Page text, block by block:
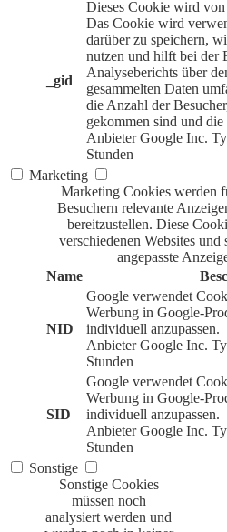
_gid
Dieses Cookie wird
Das Cookie wird
darüber zu speichern,
nutzen und hilft bei der
Analyseberichts über
gesammelten Daten
die Anzahl der
gekommen sind und die
Anbieter Google Inc.
Stunden
Marketing
Marketing Cookies werden
Besuchern relevante
bereitzustellen. Diese
verschiedenen Websites
angepasste
Name
NID
Google verwendet
Werbung in Google-
individuell anzupassen.
Anbieter Google Inc.
Stunden
SID
Google verwendet
Werbung in Google-
individuell anzupassen.
Anbieter Google Inc.
Stunden
Sonstige
Sonstige Cookies
müssen noch
analysiert werden und